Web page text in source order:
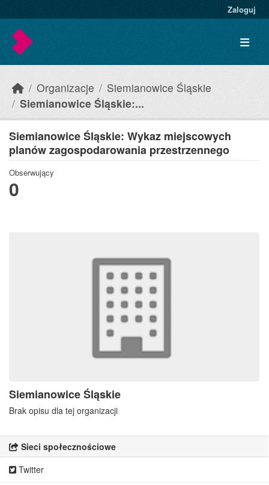
Zaloguj
Organizacje
Siemianowice Śląskie
Siemianowice Śląskie:...
Siemianowice Śląskie: Wykaz miejscowych
planów zagospodarowania przestrzennego
Obserwujący
0
Siemianowice Śląskie
Brak opisu dla tej organizacji
Sieci społecznościowe
Twitter